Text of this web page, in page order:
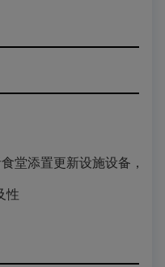
堂添置更新设施设备，提
性